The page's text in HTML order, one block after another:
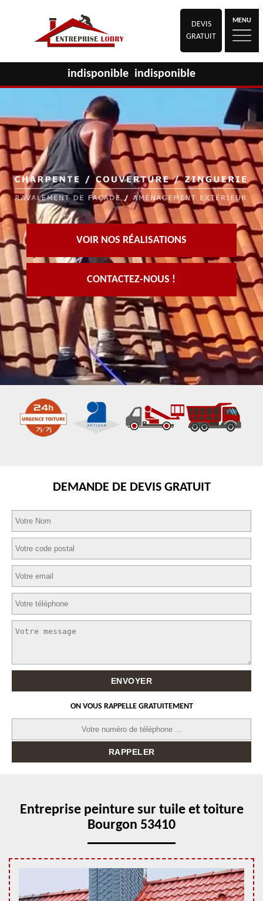
DEVIS
GRATUIT
MENU
indisponible indisponible
VOIR NOS RÉALISATIONS
CONTACTEZ-NOUS !
DEMANDE DE DEVIS GRATUIT
ON VOUS RAPPELLE GRATUITEMENT
Entreprise peinture sur tuile et toiture
Bourgon 53410